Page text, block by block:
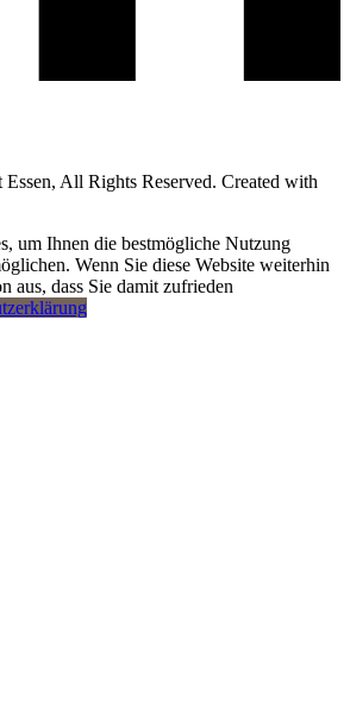
Essen, All Rights Reserved. Created with
um Ihnen die bestmögliche Nutzung
Wenn Sie diese Website weiterhin
aus, dass Sie damit zufrieden